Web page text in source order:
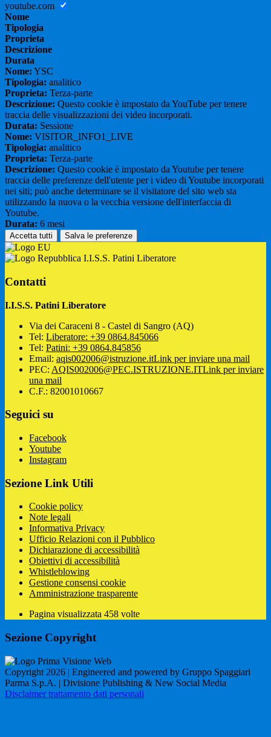
youtube.com
Nome
Tipologia
Proprieta
Descrizione
Durata
Nome: YSC
Tipologia: analitico
Proprieta: Terza-parte
Descrizione: Questo cookie è impostato da YouTube per tenere
traccia delle visualizzazioni dei video incorporati.
Durata: Sessione
Nome: VISITOR_INFO1_LIVE
Tipologia: analitico
Proprieta: Terza-parte
Descrizione: Questo cookie è impostato da Youtube per tenere
traccia delle preferenze dell'utente per i video di Youtube incorporati
nei siti; può anche determinare se il visitatore del sito web sta
utilizzando la nuova o la vecchia versione dell'interfaccia di
Youtube.
Durata: 6 mesi
Accetta tutti Salva le preferenze
I.I.S.S. Patini Liberatore
Contatti
I.I.S.S. Patini Liberatore
Via dei Caraceni 8 - Castel di Sangro (AQ)
Tel: Liberatore: +39 0864.845066
Tel: Patini: +39 0864.845856
Email: aqis002006@istruzione.itLink per inviare una mail
PEC: AQIS002006@PEC.ISTRUZIONE.ITLink per inviare
una mail
C.F.: 82001010667
Seguici su
Facebook
Youtube
Instagram
Sezione Link Utili
Cookie policy
Note legali
Informativa Privacy
Ufficio Relazioni con il Pubblico
Dichiarazione di accessibilità
Obiettivi di accessibilità
Whistleblowing
Gestione consensi cookie
Amministrazione trasparente
Pagina visualizzata 458 volte
Sezione Copyright
Copyright 2026 | Engineered and powered by Gruppo Spaggiari
Parma S.p.A. | Divisione Publishing & New Social Media
Disclaimer trattamento dati personali